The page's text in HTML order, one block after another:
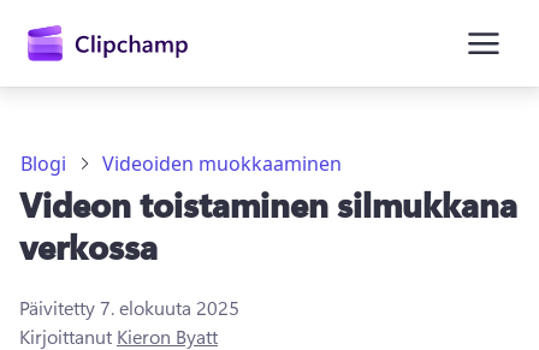
Kirjaudu sisään
Blogi Videoiden muokkaaminen
Videon toistaminen silmukkana
verkossa
Päivitetty7. elokuuta 2025
Kirjoittanut Kieron Byatt